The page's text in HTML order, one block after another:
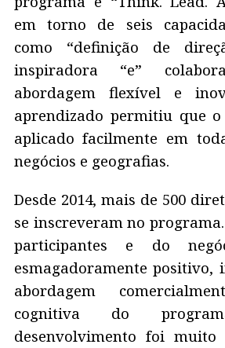
em torno de seis
como “definição de
inspiradora “e”
abordagem flexível e
aprendizado permitiu que o
aplicado facilmente em
negócios e geografias.
Desde 2014, mais de 500
se inscreveram no
participantes e do
esmagadoramente positivo,
abordagem
cognitiva do
desenvolvimento foi muito